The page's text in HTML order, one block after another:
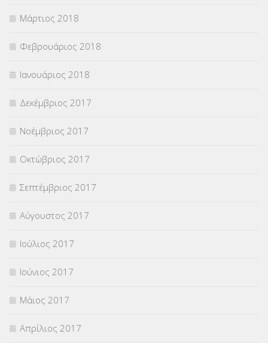
Μάρτιος 2018
Φεβρουάριος 2018
Ιανουάριος 2018
Δεκέμβριος 2017
Νοέμβριος 2017
Οκτώβριος 2017
Σεπτέμβριος 2017
Αύγουστος 2017
Ιούλιος 2017
Ιούνιος 2017
Μάιος 2017
Απρίλιος 2017